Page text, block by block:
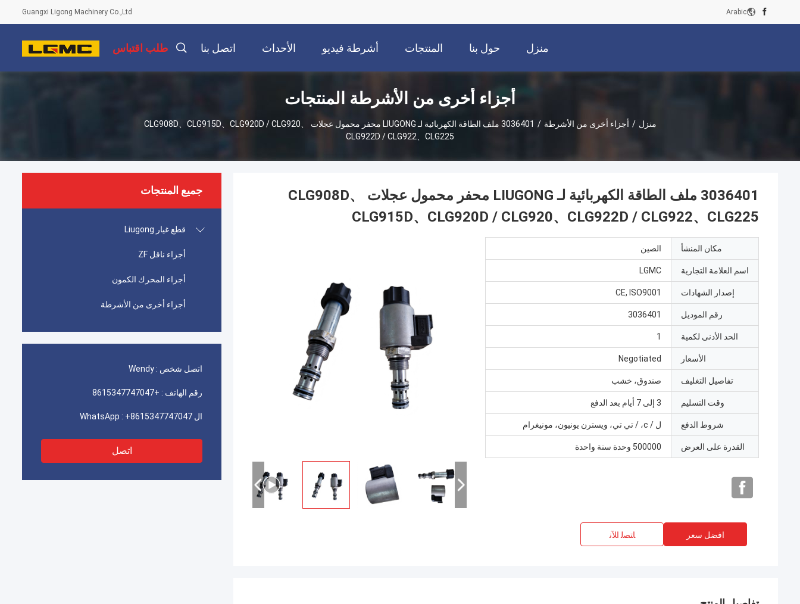
Guangxi Ligong Machinery Co.,Ltd Arabic
منزل حول بنا المنتجات أشرطة فيديو الأحداث اتصل بنا طلب اقتباس
أجزاء أخرى من الأشرطة المنتجات
منزل / أجزاء أخرى من الأشرطة /
3036401 ملف الطاقة الكهربائية لـ LIUGONG محفر محمول عجلات CLG908D、CLG915D、CLG920D / CLG920、
CLG922D / CLG922、CLG225
جميع المنتجات
قطع غيار Liugong
أجزاء ناقل ZF
أجزاء المحرك الكمون
أجزاء أخرى من الأشرطة
اتصل شخص : Wendy
رقم الهاتف : +8615347747047
ال WhatsApp : +8615347747047
اتصل
3036401 ملف الطاقة الكهربائية لـ LIUGONG محفر محمول عجلات CLG908D、
CLG915D、CLG920D / CLG920、CLG922D / CLG922、CLG225
مكان المنشأ الصين
اسم العلامة التجارية LGMC
إصدار الشهادات CE, ISO9001
رقم الموديل 3036401
الحد الأدنى لكمية 1
الأسعار Negotiated
تفاصيل التغليف صندوق، خشب
وقت التسليم 3 إلى 7 أيام بعد الدفع
شروط الدفع ل / c، / تي تي، ويسترن يونيون، مونيغرام
القدرة على العرض 500000 وحدة سنة واحدة
افضل سعر ﺎﺘﺼﻟ ﺍﻶﻧ